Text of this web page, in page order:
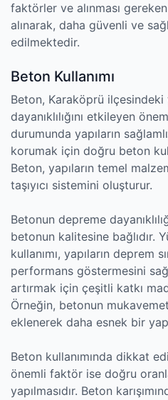
faktörler ve alınması
alınarak, daha güvenli ve
edilmektedir.
Beton Kullanımı
Beton, Karaköprü ilçesindeki
dayanıklılığını etkileyen
durumunda yapıların
korumak için doğru beton
Beton, yapıların temel
taşıyıcı sistemini oluşturur.
Betonun depreme
betonun kalitesine bağlıdır.
kullanımı, yapıların deprem
performans göstermesini
artırmak için çeşitli katkı
Örneğin, betonun
eklenerek daha esnek bir
Beton kullanımında dikkat
önemli faktör ise doğru
yapılmasıdır. Beton